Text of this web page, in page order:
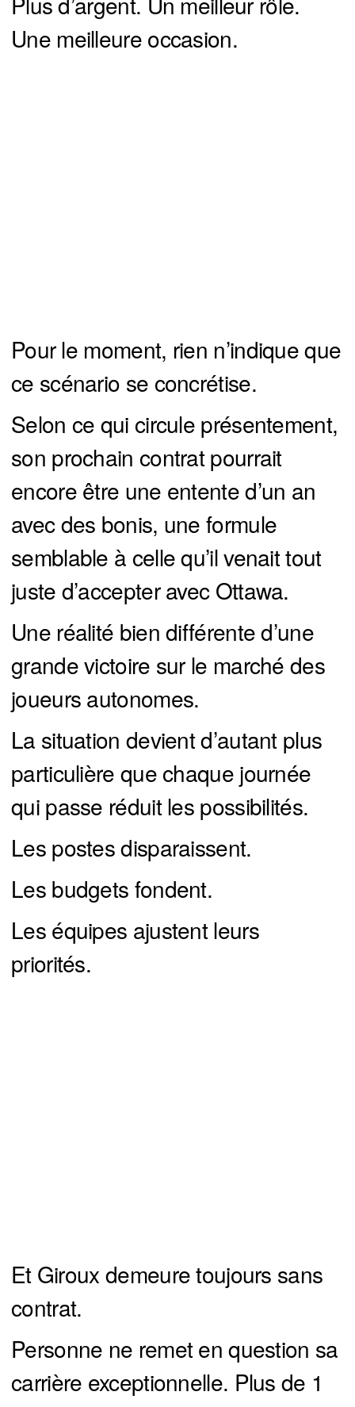
Une meilleure occasion.
Pour le moment, rien n’indique que
ce scénario se concrétise.
Selon ce qui circule présentement,
son prochain contrat pourrait
encore être une entente d’un an
avec des bonis, une formule
semblable à celle qu’il venait tout
juste d’accepter avec Ottawa.
Une réalité bien différente d’une
grande victoire sur le marché des
joueurs autonomes.
La situation devient d’autant plus
particulière que chaque journée
qui passe réduit les possibilités.
Les postes disparaissent.
Les budgets fondent.
Les équipes ajustent leurs
priorités.
Et Giroux demeure toujours sans
contrat.
Personne ne remet en question sa
carrière exceptionnelle. Plus de 1